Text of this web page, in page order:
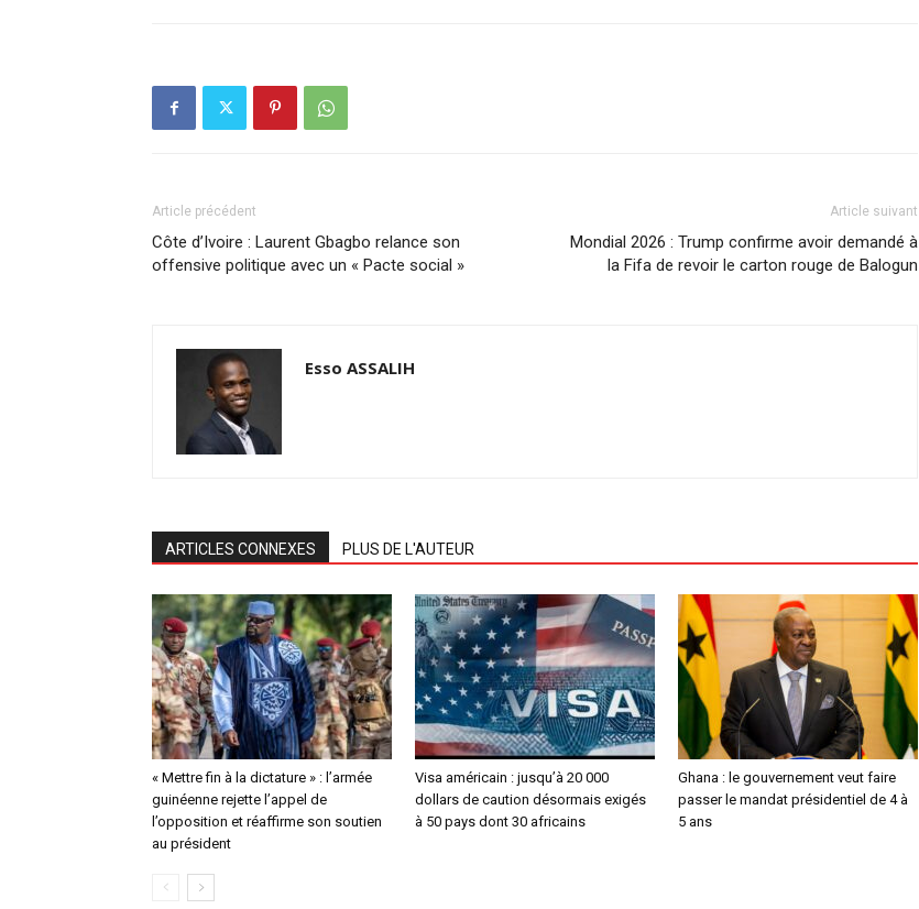
Article précédent
Côte d’Ivoire : Laurent Gbagbo relance son
offensive politique avec un « Pacte social »
Article suivant
Mondial 2026 : Trump confirme avoir demandé à
la Fifa de revoir le carton rouge de Balogun
Esso ASSALIH
ARTICLES CONNEXES PLUS DE L'AUTEUR
« Mettre fin à la dictature » : l’armée
guinéenne rejette l’appel de
l’opposition et réaffirme son soutien
au président
Visa américain : jusqu’à 20 000
dollars de caution désormais exigés
à 50 pays dont 30 africains
Ghana : le gouvernement veut faire
passer le mandat présidentiel de 4 à
5 ans